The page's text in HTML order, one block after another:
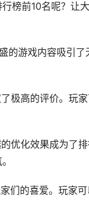
榜前10名呢？让大
的游戏内容吸引了
极高的评价。玩
优化效果成为了
们的喜爱。玩家可